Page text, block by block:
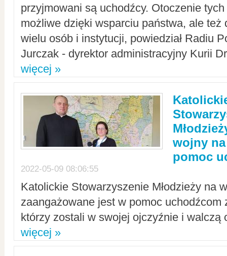
przyjmowani są uchodźcy. Otoczenie
możliwe dzięki wsparciu państwa, ale też
wielu osób i instytucji, powiedział Radiu
Jurczak - dyrektor administracyjny Kurii
więcej »
wojny
pomoc
2022-05-09 08:06:55
Katolickie Stowarzyszenie Młodzieży na
zaangażowane jest w pomoc uchodźcom
którzy zostali w swojej ojczyźnie i walczą
więcej »